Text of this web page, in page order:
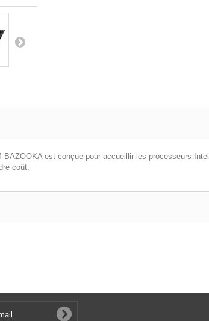
est conçue pour accueillir les processeurs
coût.